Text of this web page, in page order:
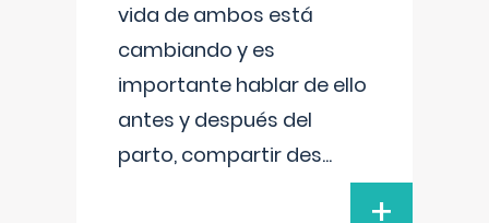
vida de ambos está
cambiando y es
importante hablar de ello
antes y después del
parto, compartir des...
+